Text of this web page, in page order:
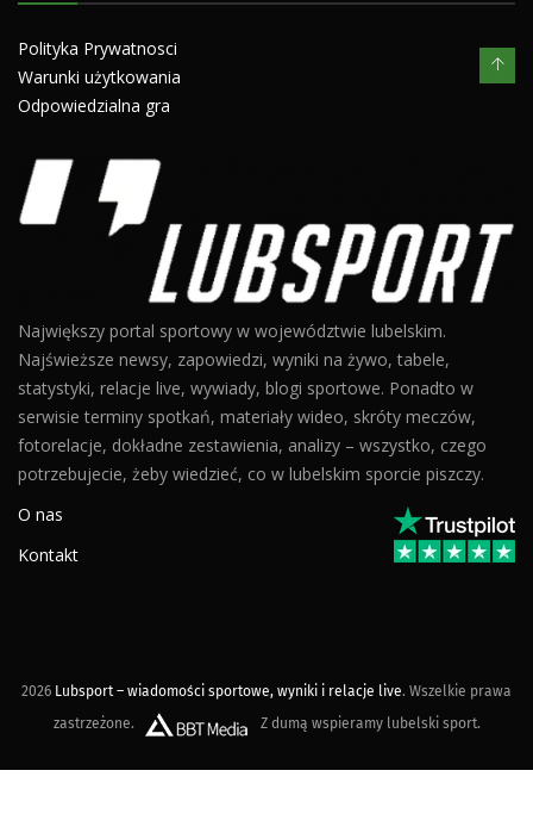
Polityka Prywatnosci
Warunki użytkowania
Odpowiedzialna gra
Największy portal sportowy w województwie lubelskim.
Najświeższe newsy, zapowiedzi, wyniki na żywo, tabele,
statystyki, relacje live, wywiady, blogi sportowe. Ponadto w
serwisie terminy spotkań, materiały wideo, skróty meczów,
fotorelacje, dokładne zestawienia, analizy – wszystko, czego
potrzebujecie, żeby wiedzieć, co w lubelskim sporcie piszczy.
O nas
Kontakt
2026 Lubsport – wiadomości sportowe, wyniki i relacje live. Wszelkie prawa
zastrzeżone.
Z dumą wspieramy lubelski sport.